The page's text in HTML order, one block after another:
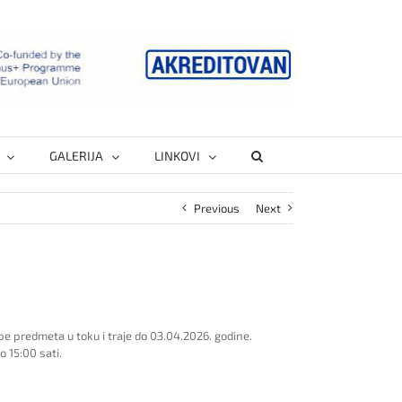
GALERIJA LINKOVI
Previous Next
predmeta u toku i traje do 03.04.2026. godine.
15:00 sati.